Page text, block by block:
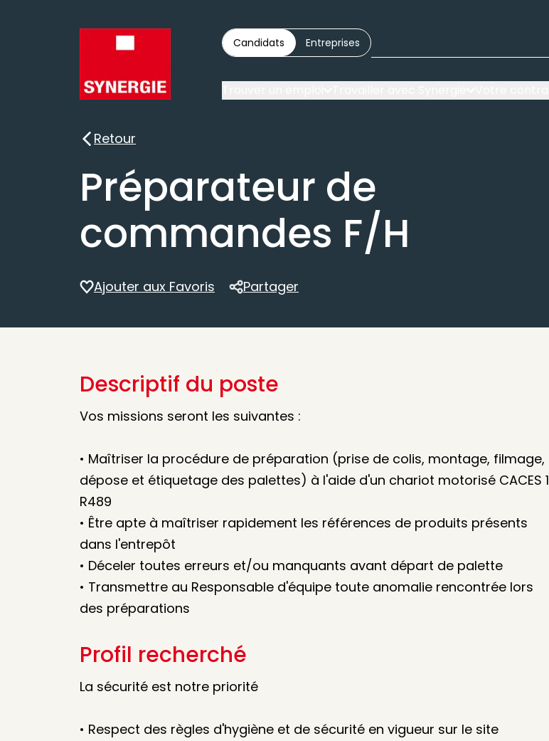
Candidats Entreprises
Retour
Retour
Préparateur de
commandes F/H
Ajouter aux Favoris
Partager
Partager
Descriptif du poste
Vos missions seront les suivantes :
• Maîtriser la procédure de préparation (prise de colis, montage, filmage,
dépose et étiquetage des palettes) à l'aide d'un chariot motorisé CACES 1
R489
• Être apte à maîtriser rapidement les références de produits présents
dans l'entrepôt
• Déceler toutes erreurs et/ou manquants avant départ de palette
• Transmettre au Responsable d'équipe toute anomalie rencontrée lors
des préparations
Profil recherché
La sécurité est notre priorité
• Respect des règles d'hygiène et de sécurité en vigueur sur le site